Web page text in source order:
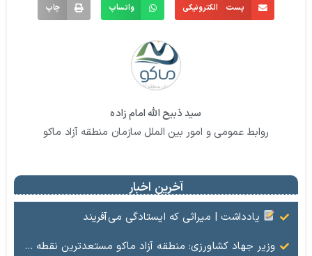
پست الکترونیکی واتساپ چاپ
سید ذبیح الله امام زاده
روابط عمومی و امور بین الملل سازمان منطقه آزاد ماکو
آخرین اخبار
یادداشت | میراثی که ایستادگی می‌آفریند
وزیر جهاد کشاورزی: منطقه آزاد ماکو مستعدترین نقطه کشور برای صادرات محصولات کشاورزی است